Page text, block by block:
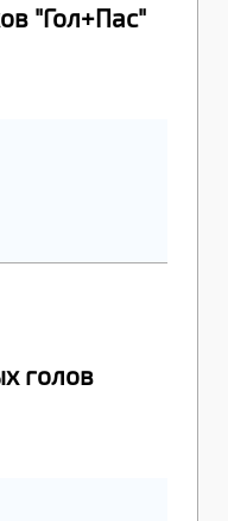
"Гол+Пас"
голов